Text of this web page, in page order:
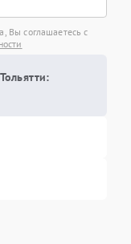
Вы соглашаетесь с